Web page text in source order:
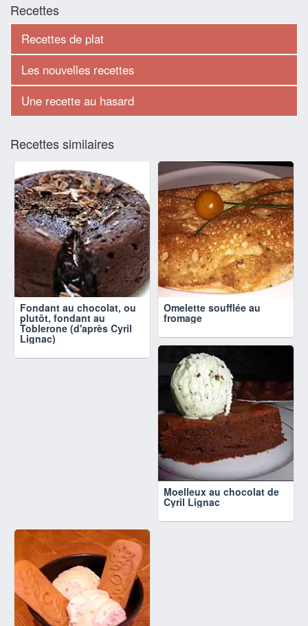
Recettes
Recettes de plat
Les nouvelles recettes
Une recette au hasard
Recettes similaires
Fondant au chocolat, ou
plutôt, fondant au
Toblerone (d'après Cyril
Lignac)
Omelette soufflée au
fromage
Moelleux au chocolat de
Cyril Lignac